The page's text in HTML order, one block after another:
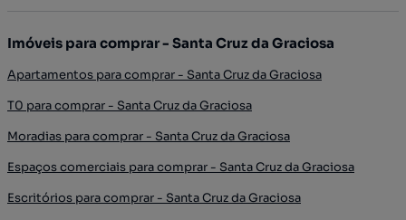
Imóveis para comprar - Santa Cruz da Graciosa
Apartamentos para comprar - Santa Cruz da Graciosa
T0 para comprar - Santa Cruz da Graciosa
Moradias para comprar - Santa Cruz da Graciosa
Espaços comerciais para comprar - Santa Cruz da Graciosa
Escritórios para comprar - Santa Cruz da Graciosa